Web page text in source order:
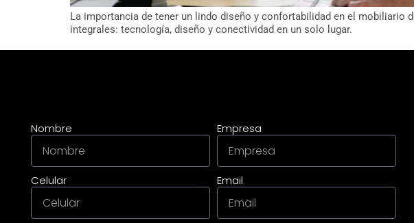
La importancia de tener un lindo diseño y confortabilidad en el mobiliario
integrales: tecnología, diseño y conectividad en un solo lugar.
Nombre Empresa
Celular Email